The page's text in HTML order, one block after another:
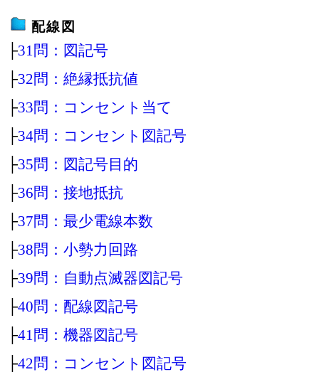
配線図
├31問：図記号
├32問：絶縁抵抗値
├33問：コンセント当て
├34問：コンセント図記号
├35問：図記号目的
├36問：接地抵抗
├37問：最少電線本数
├38問：小勢力回路
├39問：自動点滅器図記号
├40問：配線図記号
├41問：機器図記号
├42問：コンセント図記号